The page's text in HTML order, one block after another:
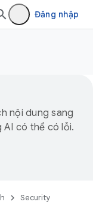
Đăng nhập
nội dung sang
AI có thể có lỗi.
Security